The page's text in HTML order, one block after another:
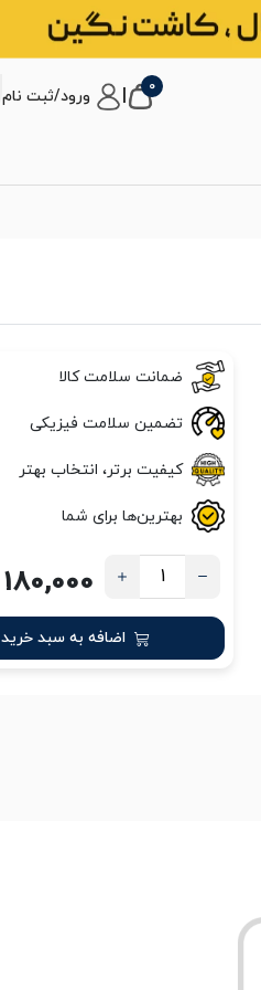
0 ورود/ثبت نام
ضمانت سلامت کالا
تضمین سلامت فیزیکی
کیفیت برتر، انتخاب بهتر
بهترین‌ها برای شما
180,000 تومان
اضافه به سبد خرید